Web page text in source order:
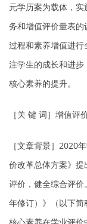
元学历案为载体，
务和增值评价量表
过程和素养增值进
注学生的成长和进
核心素养的提升。
［关 键 词］增值
［文章背景］2020
价改革总体方案》提
评价，健全综合评
年修订）》（以下
核心素养在学业评价